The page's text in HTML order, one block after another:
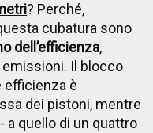
? Perché,
cubatura sono
dell’efficienza,
Il blocco
efficienza è
dei pistoni, mentre
a quello di un quattro